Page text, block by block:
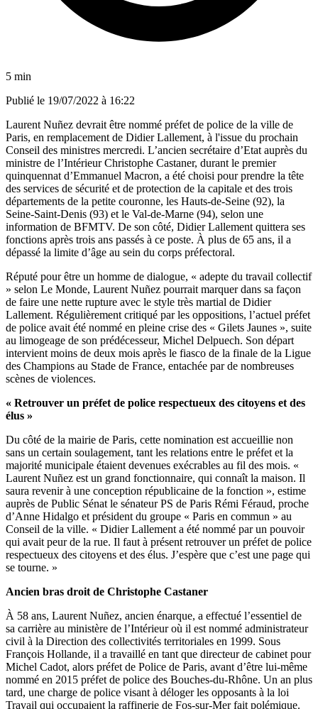
5 min
Publié le 19/07/2022 à 16:22
Laurent Nuñez devrait être nommé préfet de police de la ville de
Paris, en remplacement de Didier Lallement, à l'issue du prochain
Conseil des ministres mercredi. L’ancien secrétaire d’Etat auprès du
ministre de l’Intérieur Christophe Castaner, durant le premier
quinquennat d’Emmanuel Macron, a été choisi pour prendre la tête
des services de sécurité et de protection de la capitale et des trois
départements de la petite couronne, les Hauts-de-Seine (92), la
Seine-Saint-Denis (93) et le Val-de-Marne (94), selon une
information de BFMTV. De son côté, Didier Lallement quittera ses
fonctions après trois ans passés à ce poste. À plus de 65 ans, il a
dépassé la limite d’âge au sein du corps préfectoral.
Réputé pour être un homme de dialogue, « adepte du travail collectif
» selon Le Monde, Laurent Nuñez pourrait marquer dans sa façon
de faire une nette rupture avec le style très martial de Didier
Lallement. Régulièrement critiqué par les oppositions, l’actuel préfet
de police avait été nommé en pleine crise des « Gilets Jaunes », suite
au limogeage de son prédécesseur, Michel Delpuech. Son départ
intervient moins de deux mois après le fiasco de la finale de la Ligue
des Champions au Stade de France, entachée par de nombreuses
scènes de violences.
« Retrouver un préfet de police respectueux des citoyens et des
élus »
Du côté de la mairie de Paris, cette nomination est accueillie non
sans un certain soulagement, tant les relations entre le préfet et la
majorité municipale étaient devenues exécrables au fil des mois. «
Laurent Nuñez est un grand fonctionnaire, qui connaît la maison. Il
saura revenir à une conception républicaine de la fonction », estime
auprès de Public Sénat le sénateur PS de Paris Rémi Féraud, proche
d’Anne Hidalgo et président du groupe « Paris en commun » au
Conseil de la ville. « Didier Lallement a été nommé par un pouvoir
qui avait peur de la rue. Il faut à présent retrouver un préfet de police
respectueux des citoyens et des élus. J’espère que c’est une page qui
se tourne. »
Ancien bras droit de Christophe Castaner
À 58 ans, Laurent Nuñez, ancien énarque, a effectué l’essentiel de
sa carrière au ministère de l’Intérieur où il est nommé administrateur
civil à la Direction des collectivités territoriales en 1999. Sous
François Hollande, il a travaillé en tant que directeur de cabinet pour
Michel Cadot, alors préfet de Police de Paris, avant d’être lui-même
nommé en 2015 préfet de police des Bouches-du-Rhône. Un an plus
tard, une charge de police visant à déloger les opposants à la loi
Travail qui occupaient la raffinerie de Fos-sur-Mer fait polémique.